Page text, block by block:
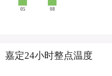
05 08
嘉定24小时整点温度